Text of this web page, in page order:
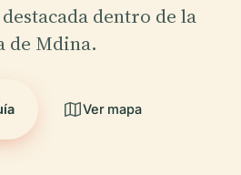
dentro de la
de Mdina.
Ver mapa